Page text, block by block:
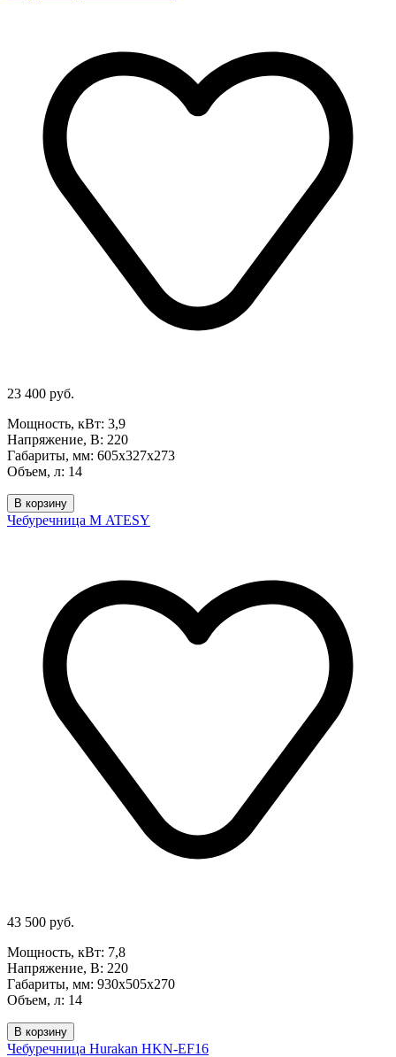
23 400 руб.
Мощность, кВт: 3,9
Напряжение, В: 220
Габариты, мм: 605х327х273
Объем, л: 14
В корзину
Чебуречница М ATESY
43 500 руб.
Мощность, кВт: 7,8
Напряжение, В: 220
Габариты, мм: 930х505х270
Объем, л: 14
В корзину
Чебуречница Hurakan HKN-EF16